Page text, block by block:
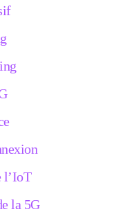
l’IoT
la 5G